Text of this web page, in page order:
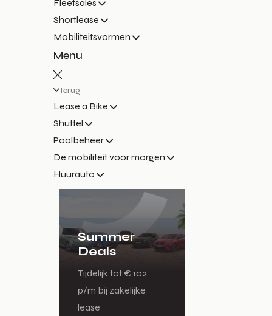
Fleetsales
Shortlease
Mobiliteitsvormen
Menu
Terug
Lease a Bike
Shuttel
Poolbeheer
De mobiliteit voor morgen
Huurauto
Summer
Deals
Tijdelijk tot € 102
p/m bij zakelijke
lease